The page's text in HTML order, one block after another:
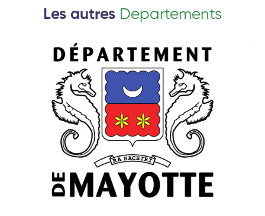
Les autres Departements